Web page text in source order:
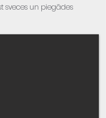
sveces un piegādes